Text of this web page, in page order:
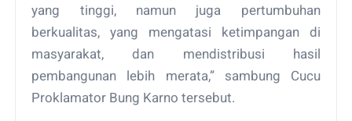
yang tinggi, namun juga pertumbuhan
berkualitas, yang mengatasi ketimpangan di
masyarakat, dan mendistribusi hasil
pembangunan lebih merata,” sambung Cucu
Proklamator Bung Karno tersebut.